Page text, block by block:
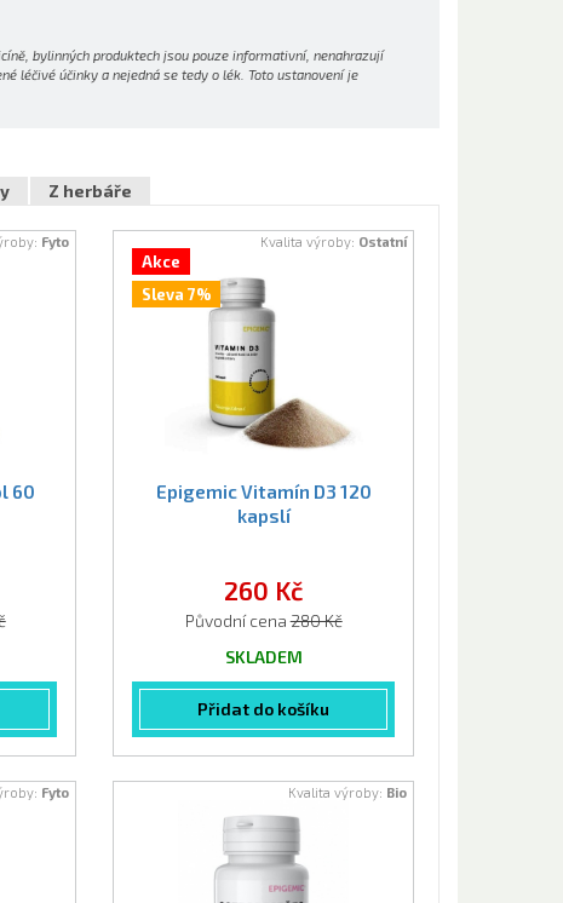
bylinných produktech jsou pouze informativní, nenahrazují
léčivé účinky a nejedná se tedy o lék. Toto ustanovení je
Z herbáře
Fyto
60
Kvalita výroby: Ostatní
Akce
Sleva 7%
Epigemic Vitamín D3 120
kapslí
260 Kč
Původní cena280 Kč
SKLADEM
Přidat do košíku
Fyto Kvalita výroby: Bio